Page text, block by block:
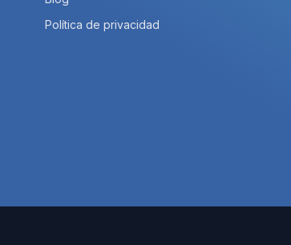
Política de privacidad